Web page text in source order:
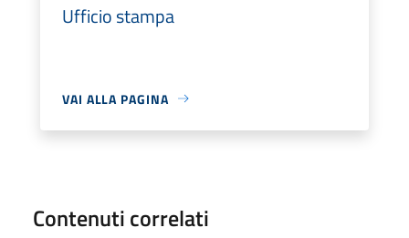
Ufficio stampa
VAI ALLA PAGINA
Contenuti correlati